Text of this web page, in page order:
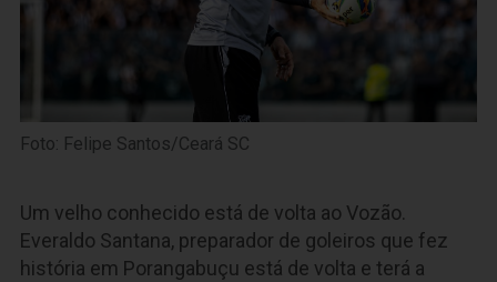
Foto: Felipe Santos/Ceará SC
Um velho conhecido está de volta ao Vozão.
Everaldo Santana, preparador de goleiros que fez
história em Porangabuçu está de volta e terá a